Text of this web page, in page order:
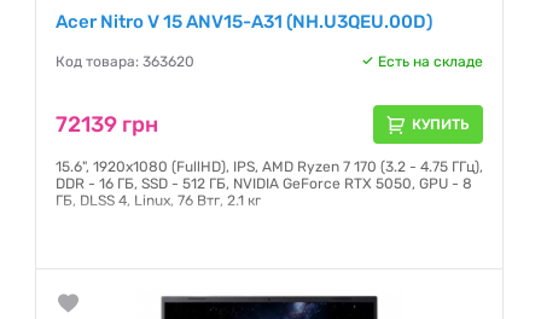
Acer Nitro V 15 ANV15-A31 (NH.U3QEU.00D)
Код товара: 363620 Есть на складе
72139 грн КУПИТЬ
15.6", 1920х1080 (FullHD), IPS, AMD Ryzen 7 170 (3.2 - 4.75 ГГц),
DDR - 16 ГБ, SSD - 512 ГБ, NVIDIA GeForce RTX 5050, GPU - 8
ГБ, DLSS 4, Linux, 76 Втг, 2.1 кг